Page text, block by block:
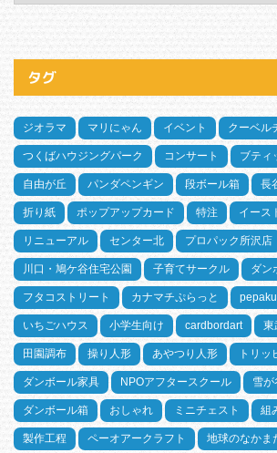
タグ
ジオラマ マリにゃん イベント クーベル
つくばハウジングパーク コンサート ブティ
自由が丘 パンダペンギン 段ボール箱 長
折り紙 ポップアップカード 特注 イース
リニューアル センター北 プロパック所沢店
川口・鳩ケ谷住宅公園 子育てサークル ダン
フタコストリート カナマチぷらっと
いちごハウス 小学生向け cardbordart 東
田園調布 操り人形 あやつり人形 トリッ
ダンボール家具 NPOアフタースクール 雪が
ダンボール箱 おしゃれ ミニチェスト 組
製作工程 ペーオアークラフト 地球のなかま